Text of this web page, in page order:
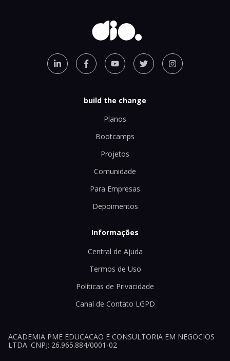
build the change
Planos
Bootcamps
Projetos
Comunidade
Para Empresas
Depoimentos
Informações
Central de Ajuda
Termos de Uso
Políticas de Privacidade
Canal de Contato LGPD
ACADEMIA PME EDUCACAO E CONSULTORIA EM NEGOCIOS
LTDA. CNPJ: 26.965.884/0001-02